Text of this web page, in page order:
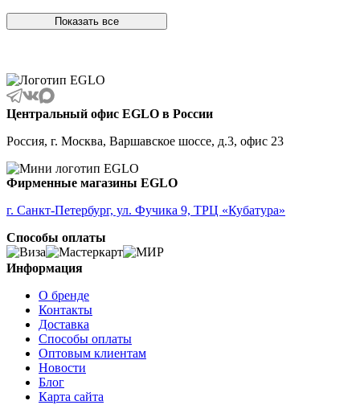
ALBARACCIN
ALCUDIA
ALDERNEY
ALMANZORA
ALMEIDA
ALMEIDA 2
ALMONTE
ALMUDAINA
ALOBRASE
ALSAGER
ALVEZ
AMADORA
AMAKUSA
AMBATOBE
AMBILOBE
AMBONDRONA
AMBORIALA
AMEZAGA
AMOATSY
AMPITABE
AMSFIELD 1
Показать все
Центральный офис EGLO в России
Россия, г. Москва, Варшавское шоссе, д.3, офис 23
Фирменные магазины EGLO
г. Санкт-Петербург, ул. Фучика 9, ТРЦ «Кубатура»
Способы оплаты
Информация
О бренде
Контакты
Доставка
Способы оплаты
Оптовым клиентам
Новости
Блог
Карта сайта